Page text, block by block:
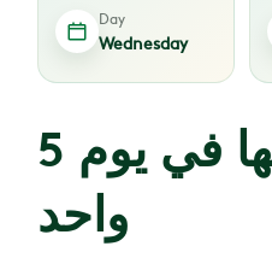
Day
Wednesday
5 روايات مهمة تستطيع قراءتها في يوم
واحد